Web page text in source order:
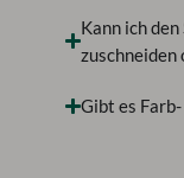
Kann ich
zuschneiden
Gibt es